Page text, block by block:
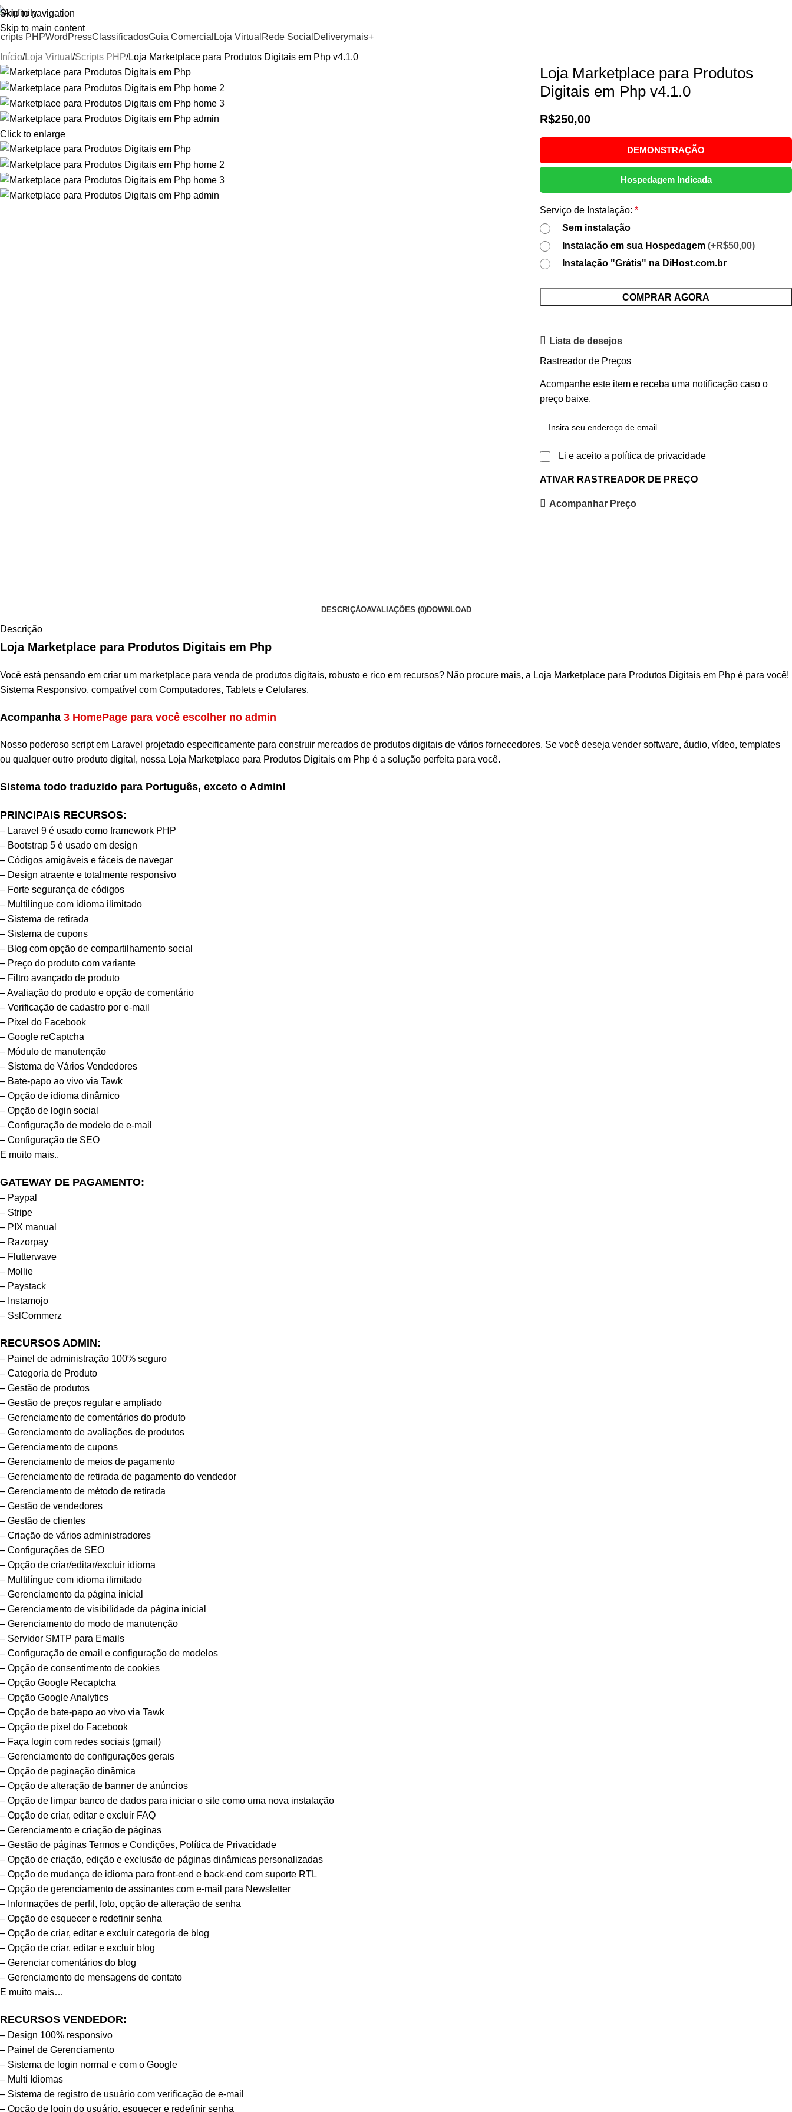
Skip to navigation
Skip to main content
PHPWordPressClassificadosGuia Comercial Loja Virtual Rede Social Deliverymais+
Início Loja Virtual Scripts PHP Loja Marketplace para Produtos Digitais em Php v4.1.0
Click to enlarge
Loja Marketplace para Produtos
Digitais em Php v4.1.0
R$250,00
DEMONSTRAÇÃO
Hospedagem Indicada
Serviço de Instalação: *
Sem instalação
Instalação em sua Hospedagem (+R$50,00)
Instalação "Grátis" na DiHost.com.br
COMPRAR AGORA
Lista de desejos
Rastreador de Preços
Acompanhe este item e receba uma notificação caso o
preço baixe.
Li e aceito a política de privacidade
ATIVAR RASTREADOR DE PREÇO
Acompanhar Preço
DESCRIÇÃOAVALIAÇÕES (0)DOWNLOAD
Descrição
Loja Marketplace para Produtos Digitais em Php
Você está pensando em criar um marketplace para venda de produtos digitais, robusto e rico em recursos? Não procure mais, a Loja Marketplace para Produtos Digitais em Php é para você!
Sistema Responsivo, compatível com Computadores, Tablets e Celulares.
Acompanha 3 HomePage para você escolher no admin
Nosso poderoso script em Laravel projetado especificamente para construir mercados de produtos digitais de vários fornecedores. Se você deseja vender software, áudio, vídeo, templates
ou qualquer outro produto digital, nossa Loja Marketplace para Produtos Digitais em Php é a solução perfeita para você.
Sistema todo traduzido para Português, exceto o Admin!
PRINCIPAIS RECURSOS:
– Laravel 9 é usado como framework PHP
– Bootstrap 5 é usado em design
– Códigos amigáveis ​​e fáceis de navegar
– Design atraente e totalmente responsivo
– Forte segurança de códigos
– Multilíngue com idioma ilimitado
– Sistema de retirada
– Sistema de cupons
– Blog com opção de compartilhamento social
– Preço do produto com variante
– Filtro avançado de produto
– Avaliação do produto e opção de comentário
– Verificação de cadastro por e-mail
– Pixel do Facebook
– Google reCaptcha
– Módulo de manutenção
– Sistema de Vários Vendedores
– Bate-papo ao vivo via Tawk
– Opção de idioma dinâmico
– Opção de login social
– Configuração de modelo de e-mail
– Configuração de SEO
E muito mais..
GATEWAY DE PAGAMENTO:
– Paypal
– Stripe
– PIX manual
– Razorpay
– Flutterwave
– Mollie
– Paystack
– Instamojo
– SslCommerz
RECURSOS ADMIN:
– Painel de administração 100% seguro
– Categoria de Produto
– Gestão de produtos
– Gestão de preços regular e ampliado
– Gerenciamento de comentários do produto
– Gerenciamento de avaliações de produtos
– Gerenciamento de cupons
– Gerenciamento de meios de pagamento
– Gerenciamento de retirada de pagamento do vendedor
– Gerenciamento de método de retirada
– Gestão de vendedores
– Gestão de clientes
– Criação de vários administradores
– Configurações de SEO
– Opção de criar/editar/excluir idioma
– Multilíngue com idioma ilimitado
– Gerenciamento da página inicial
– Gerenciamento de visibilidade da página inicial
– Gerenciamento do modo de manutenção
– Servidor SMTP para Emails
– Configuração de email e configuração de modelos
– Opção de consentimento de cookies
– Opção Google Recaptcha
– Opção Google Analytics
– Opção de bate-papo ao vivo via Tawk
– Opção de pixel do Facebook
– Faça login com redes sociais (gmail)
– Gerenciamento de configurações gerais
– Opção de paginação dinâmica
– Opção de alteração de banner de anúncios
– Opção de limpar banco de dados para iniciar o site como uma nova instalação
– Opção de criar, editar e excluir FAQ
– Gerenciamento e criação de páginas
– Gestão de páginas Termos e Condições, Política de Privacidade
– Opção de criação, edição e exclusão de páginas dinâmicas personalizadas
– Opção de mudança de idioma para front-end e back-end com suporte RTL
– Opção de gerenciamento de assinantes com e-mail para Newsletter
– Informações de perfil, foto, opção de alteração de senha
– Opção de esquecer e redefinir senha
– Opção de criar, editar e excluir categoria de blog
– Opção de criar, editar e excluir blog
– Gerenciar comentários do blog
– Gerenciamento de mensagens de contato
E muito mais…
RECURSOS VENDEDOR:
– Design 100% responsivo
– Painel de Gerenciamento
– Sistema de login normal e com o Google
– Multi Idiomas
– Sistema de registro de usuário com verificação de e-mail
– Opção de login do usuário, esquecer e redefinir senha